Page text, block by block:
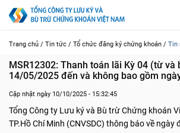
Trang chủ / Tin tức / Tổ chức đăng ký chứng khoán / Tin
MSR12302: Thanh toán lãi Kỳ 04 (từ và
14/05/2025 đến và không bao gồm
Cập nhật ngày 10/10/2025 - 15:32:45
Tổng Công ty Lưu ký và Bù trừ Chứng khoán
TP.Hồ Chí Minh (CNVSDC) thông báo về ngày